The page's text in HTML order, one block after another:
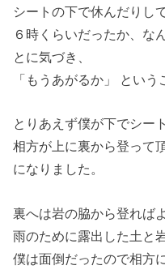
シートの下で休んだりし
６時くらいだったか、な
とに気づき、
「もうあがるか」 という
とりあえず僕が下でシー
相方が上に裏から登って
になりました。
裏へは岩の脇から登れば
雨のために露出した土と
僕は面倒だったので相方